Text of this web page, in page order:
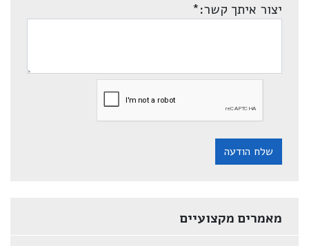
יצור איתך קשר:*
שלח הודעה
מאמרים מקצועיים